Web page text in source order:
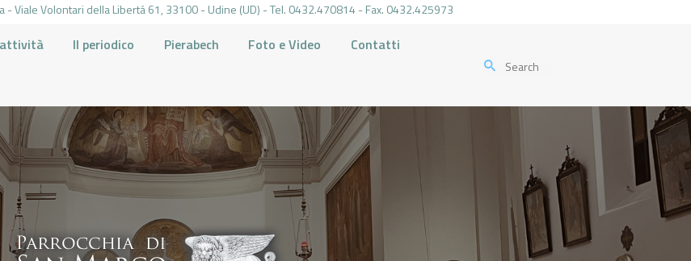
- Viale Volontari della Libertá 61, 33100 - Udine (UD) - Tel. 0432.470814 - Fax. 0432.425973
Il periodico Pierabech Foto e Video Contatti
PARROCCHIA
PARROCO
LE ATTIVITÀ